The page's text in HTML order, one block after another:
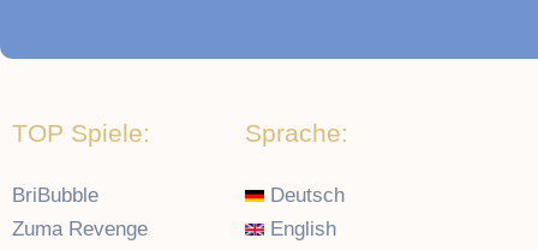
TOP Spiele:
BriBubble
Zuma Revenge
Sprache:
Deutsch
English